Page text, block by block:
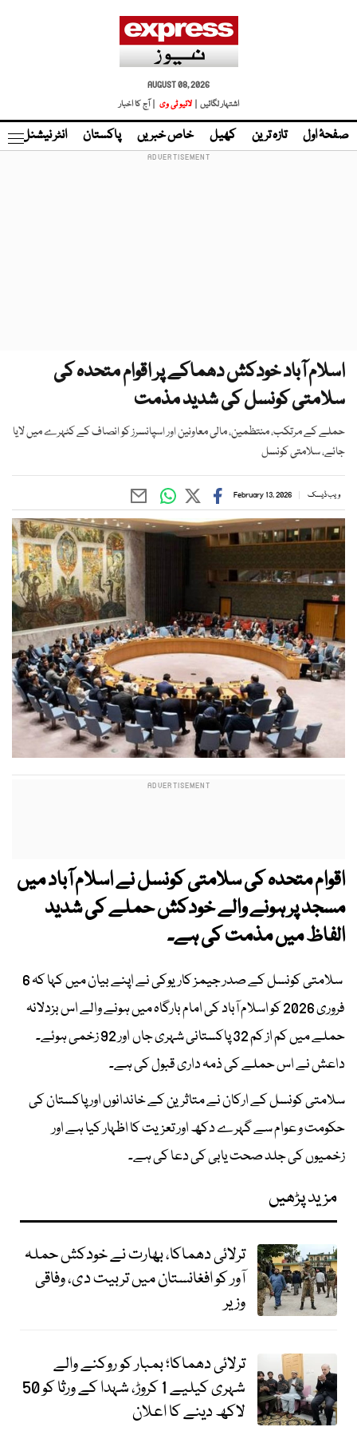
AUGUST 08, 2026
اشتہار لگائیں |
لائیو ٹی وی | آج کا اخبار
صفحۂ اول تازہ ترین کھیل خاص خبریں پاکستان انٹر نیشنل
اسلام آباد خودکش دھماکے پر اقوام متحدہ کی
سلامتی کونسل کی شدید مذمت
حملے کے مرتکب، منتظمین، مالی معاونین اور اسپانسرز کو انصاف کے کٹہرے میں لایا
جائے، سلامتی کونسل
ویب ڈیسک February 13, 2026
اقوام متحدہ کی سلامتی کونسل نے اسلام آباد میں
مسجد پر ہونے والے خودکش حملے کی شدید
الفاظ میں مذمت کی ہے۔
سلامتی کونسل کے صدر جیمز کاریوکی نے اپنے بیان میں کہا کہ 6
فروری 2026 کو اسلام آباد کی امام بارگاہ میں ہونے والے اس بزدلانہ
حملے میں کم از کم 32 پاکستانی شہری جاں اور 92 زخمی ہوئے۔
داعش نے اس حملے کی ذمہ داری قبول کی ہے۔
سلامتی کونسل کے ارکان نے متاثرین کے خاندانوں اور پاکستان کی
حکومت و عوام سے گہرے دکھ اور تعزیت کا اظہار کیا ہے اور
زخمیوں کی جلد صحت یابی کی دعا کی ہے۔
مزید پڑھیں
ترلائی دھماکا، بھارت نے خودکش حملہ
آور کو افغانستان میں تربیت دی، وفاقی
وزیر
ترلائی دھماکا؛ بمبار کو روکنے والے
شہری کیلیے 1 کروڑ، شہدا کے ورثا کو 50
لاکھ دینے کا اعلان